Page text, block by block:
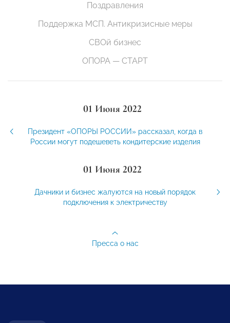
Поздравления
Поддержка МСП. Антикризисные меры
СВОй бизнес
ОПОРА — СТАРТ
01 Июня 2022
Президент «ОПОРЫ РОССИИ» рассказал, когда в
России могут подешеветь кондитерские изделия
01 Июня 2022
Дачники и бизнес жалуются на новый порядок
подключения к электричеству
Пресса о нас